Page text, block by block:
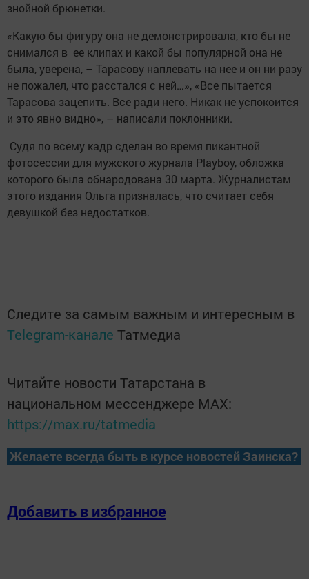
знойной брюнетки.
«Какую бы фигуру она не демонстрировала, кто бы не
снимался в ее клипах и какой бы популярной она не
была, уверена, – Тарасову наплевать на нее и он ни разу
не пожалел, что расстался с ней…», «Все пытается
Тарасова зацепить. Все ради него. Никак не успокоится
и это явно видно», – написали поклонники.
Судя по всему кадр сделан во время пикантной
фотосессии для мужского журнала Playboy, обложка
которого была обнародована 30 марта. Журналистам
этого издания Ольга призналась, что считает себя
девушкой без недостатков.
Следите за самым важным и интересным в
Telegram-канале Татмедиа
Читайте новости Татарстана в
национальном мессенджере MАХ:
https://max.ru/tatmedia
Желаете всегда быть в курсе новостей Заинска?
Добавить в избранное